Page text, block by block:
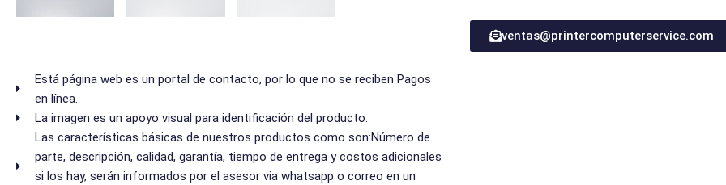
Está página web es un portal de contacto, por lo que no se reciben Pagos
en línea.
La imagen es un apoyo visual para identificación del producto.
Las características básicas de nuestros productos como son:Número de
parte, descripción, calidad, garantía, tiempo de entrega y costos adicionales
si los hay, serán informados por el asesor via whatsapp o correo en un
Acer
TM4520
ventas@printercomputerservice.com